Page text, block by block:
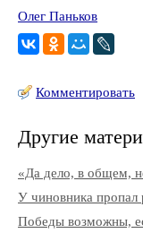
Олег Паньков
Комментировать
Другие
«Да дело, в общем,
У чиновника пропал
Победы возможны,